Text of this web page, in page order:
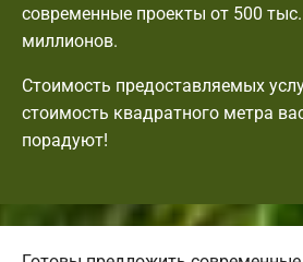
современные проекты от 500
миллионов.
Стоимость предоставляемых
стоимость квадратного метра
порадуют!